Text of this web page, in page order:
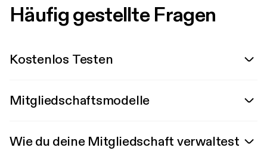
Häufig gestellte Fragen
Kostenlos Testen
Mitgliedschaftsmodelle
Wie du deine Mitgliedschaft verwaltest